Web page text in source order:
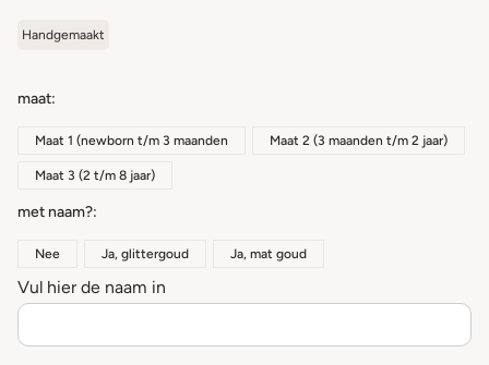
Handgemaakt
maat
Maat 1 (newborn t/m 3 maanden Maat 2 (3 maanden t/m 2 jaar)
Maat 3 (2 t/m 8 jaar)
met naam?
Nee Ja, glittergoud Ja, mat goud
Vul hier de naam in